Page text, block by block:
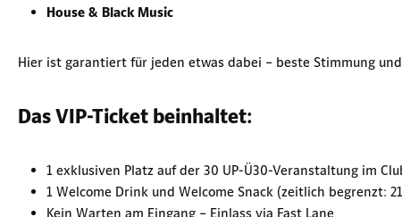
House & Black Music
Hier ist garantiert für jeden etwas dabei – beste Stimmung
Das VIP-Ticket beinhaltet:
1 exklusiven Platz auf der 30 UP-Ü30-Veranstaltung im
1 Welcome Drink und Welcome Snack (zeitlich begrenzt:
Kein Warten am Eingang – Einlass via Fast Lane